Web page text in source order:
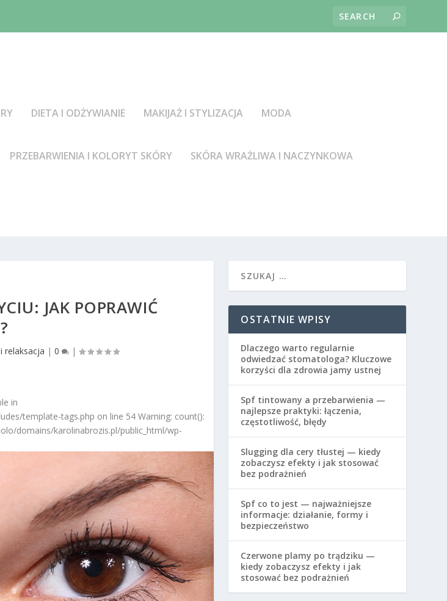
DIETA I ODŻYWIANIE MAKIJAŻ I STYLIZACJA MODA
PRZEBARWIENIA I KOLORYT SKÓRY SKÓRA WRAŻLIWA I NACZYNKOWA
JAK POPRAWIĆ
relaksacja |0 |
in
template-tags.php on line 54 Warning: count():
domains/karolinabrozis.pl/public_html/wp-
OSTATNIE WPISY
Dlaczego warto regularnie
odwiedzać stomatologa? Kluczowe
korzyści dla zdrowia jamy ustnej
Spf tintowany a przebarwienia —
najlepsze praktyki: łączenia,
częstotliwość, błędy
Slugging dla cery tłustej — kiedy
zobaczysz efekty i jak stosować
bez podrażnień
Spf co to jest — najważniejsze
informacje: działanie, formy i
bezpieczeństwo
Czerwone plamy po trądziku —
kiedy zobaczysz efekty i jak
stosować bez podrażnień